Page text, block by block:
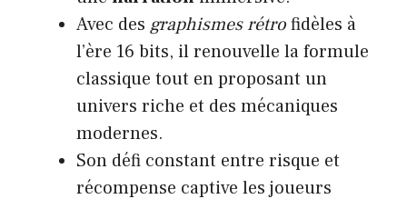
Avec des graphismes rétrofidèles à
l’ère 16 bits, il renouvelle la formule
classique tout en proposant un
univers riche et des mécaniques
modernes.
Son défi constant entre risque et
récompense captive les joueurs